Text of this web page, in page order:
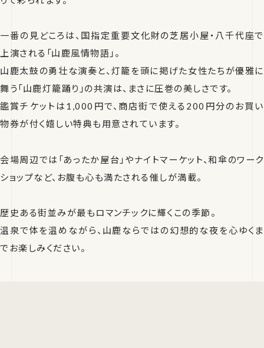
一番の見どころは、国指定重要文化財の芝居小屋・八千代座で
上演される「山鹿風情物語」。
山鹿太鼓の勇壮な演奏と、灯籠を頭に掲げた女性たちが優雅に
舞う「山鹿灯籠踊り」の共演は、まさに圧巻の美しさです。
鑑賞チケットは1,000円で、商店街で使える200円分のお買い
物券が付く嬉しい特典も用意されています。
会場周辺では「あったか屋台」やナイトマーケット、和傘のワーク
ショップなど、お腹も心も満たされる催しが満載。
歴史ある街並みが最もロマンチックに輝くこの季節。
温泉で体を温めながら、山鹿ならではの幻想的な夜を心ゆくま
でお楽しみください。